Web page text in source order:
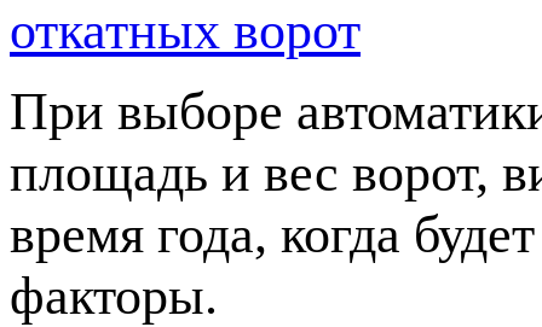
При выборе
площадь и вес ворот,
время года, когда
факторы.